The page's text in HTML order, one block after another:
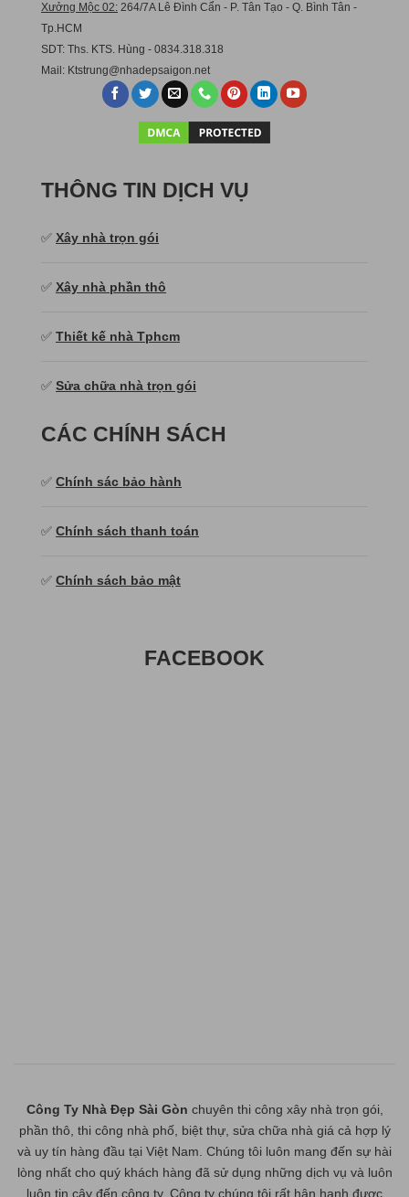
Xưởng Mộc 02: 264/7A Lê Đình Cẩn - P. Tân Tạo - Q. Bình Tân -
Tp.HCM
SDT: Ths. KTS. Hùng - 0834.318.318
Mail: Ktstrung@nhadepsaigon.net
THÔNG TIN DỊCH VỤ
✅ Xây nhà trọn gói
✅ Xây nhà phần thô
✅ Thiết kế nhà Tphcm
✅ Sửa chữa nhà trọn gói
CÁC CHÍNH SÁCH
✅ Chính sác bảo hành
✅ Chính sách thanh toán
✅ Chính sách bảo mật
FACEBOOK
Công Ty Nhà Đẹp Sài Gòn chuyên thi công xây nhà trọn gói,
phần thô, thi công nhà phố, biệt thự, sửa chữa nhà giá cả hợp lý
và uy tín hàng đầu tại Việt Nam. Chúng tôi luôn mang đến sự hài
lòng nhất cho quý khách hàng đã sử dụng những dịch vụ và luôn
luôn tin cậy đến công ty. Công ty chúng tôi rất hân hạnh được